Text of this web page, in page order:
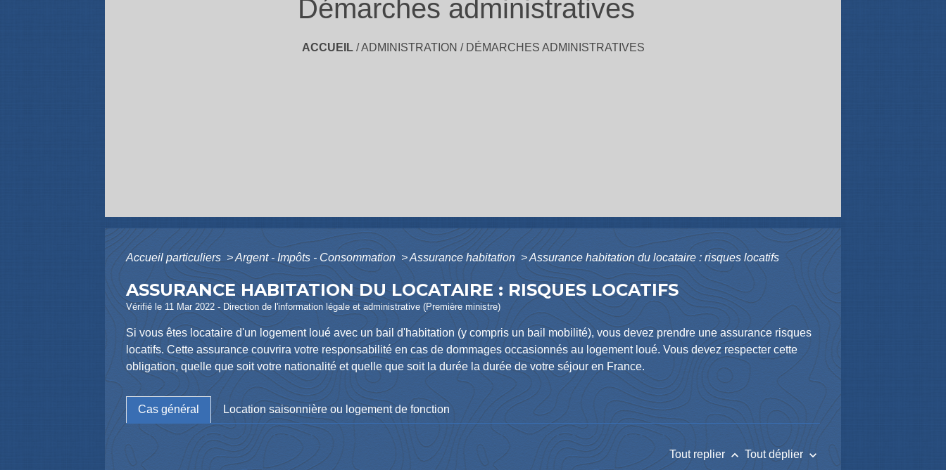
Démarches administratives
ACCUEIL/ADMINISTRATION / DÉMARCHES ADMINISTRATIVES
Accueil particuliers > Argent - Impôts - Consommation > Assurance habitation > Assurance habitation du locataire : risques locatifs
ASSURANCE HABITATION DU LOCATAIRE : RISQUES LOCATIFS
Vérifié le 11 Mar 2022 - Direction de l'information légale et administrative (Première ministre)
Si vous êtes locataire d'un logement loué avec un bail d'habitation (y compris un bail mobilité), vous devez prendre une assurance risques
locatifs. Cette assurance couvrira votre responsabilité en cas de dommages occasionnés au logement loué. Vous devez respecter cette
obligation, quelle que soit votre nationalité et quelle que soit la durée la durée de votre séjour en France.
Cas général Location saisonnière ou logement de fonction
Tout replier keyboard_arrow_up Tout déplier keyboard_arrow_down